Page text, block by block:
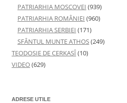
PATRIARHIA MOSCOVEI (939)
PATRIARHIA ROMÂNIEI (960)
PATRIARHIA SERBIEI (171)
SFÂNTUL MUNTE ATHOS(249)
TEODOSIE DE CERKASÎ(10)
VIDEO(629)
ADRESE UTILE